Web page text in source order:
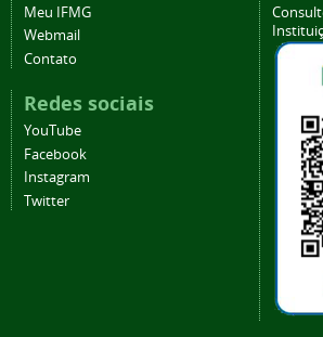
Meu IFMG
Webmail
Contato
Redes sociais
YouTube
Facebook
Instagram
Twitter